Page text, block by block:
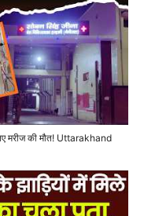
मरीज की मौत! Uttarakhand